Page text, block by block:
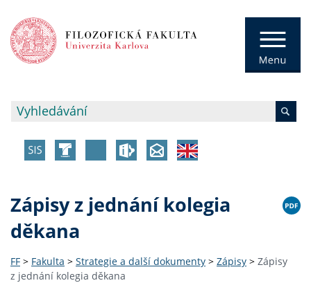
Zápisy z jednání kolegia
děkana
FF > Fakulta > Strategie a další dokumenty > Zápisy > Zápisy
z jednání kolegia děkana